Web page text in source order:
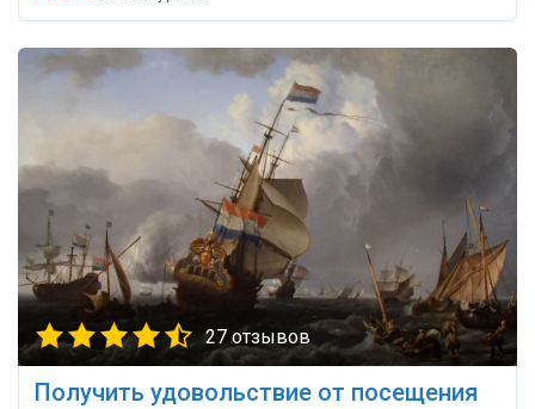
27 отзывов
Получить удовольствие от посещения